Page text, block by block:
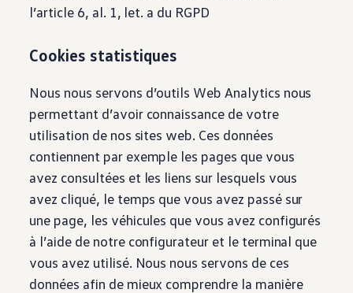
l’article 6, al. 1, let. a du RGPD
Cookies statistiques
Nous nous servons d’outils Web Analytics nous
permettant d’avoir connaissance de votre
utilisation de nos sites web. Ces données
contiennent par exemple les pages que vous
avez consultées et les liens sur lesquels vous
avez cliqué, le temps que vous avez passé sur
une page, les véhicules que vous avez configurés
à l’aide de notre configurateur et le terminal que
vous avez utilisé. Nous nous servons de ces
données afin de mieux comprendre la manière